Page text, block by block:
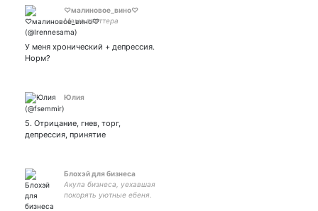
♡малиновое_вино♡
Мама твиттера
У меня хронический + депрессия.
Норм?
Юлия
5. Отрицание, гнев, торг,
депрессия, принятие
Блохэй для бизнеса
Акула бизнеса, уехавшая
покорять уютные ебеня.